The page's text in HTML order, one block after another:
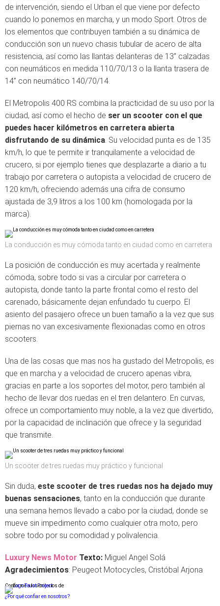
de intervención, siendo el Urban el que viene por defecto
cuando lo ponemos en marcha, y un modo Sport. Otros de
los elementos que contribuyen también a su dinámica de
conducción son un nuevo chasis tubular de acero de alta
resistencia, así como las llantas delanteras de 13” calzadas
con neumáticos en medida 110/70/13 o la llanta trasera de
14” con neumático 140/70/14.
El Metropolis 400 RS combina la practicidad de su uso por la
ciudad, así como el hecho de ser un scooter con el que
puedes hacer kilómetros en carretera abierta
disfrutando de su dinámica. Su velocidad punta es de 135
km/h, lo que te permite ir tranquilamente a velocidad de
crucero, si por ejemplo tienes que desplazarte a diario a tu
trabajo por carretera o autopista a velocidad de crucero de
120 km/h, ofreciendo además una cifra de consumo
ajustada de 3,9 litros a los 100 km (homologada por la
marca).
La conducción es muy cómoda tanto en ciudad como en carretera
La posición de conducción es muy acertada y realmente
cómoda, sobre todo si vas a circular por carretera o
autopista, donde tanto la parte frontal como el resto del
carenado, básicamente dejan enfundado tu cuerpo. El
asiento del pasajero ofrece un buen tamaño a la vez que sus
piernas no van excesivamente flexionadas como en otros
scooters.
Una de las cosas que mas nos ha gustado del Metropolis, es
que en marcha y a velocidad de crucero apenas vibra,
gracias en parte a los soportes del motor, pero también al
hecho de llevar dos ruedas en el tren delantero. En curvas,
ofrece un comportamiento muy noble, a la vez que divertido,
por la capacidad de inclinación que ofrece y la seguridad
que transmite.
Un scooter de tres ruedas muy práctico y funcional
Sin duda, este scooter de tres ruedas nos ha dejado muy
buenas sensaciones, tanto en la conducción que durante
una semana hemos llevado a cabo por la ciudad, donde se
mueve sin impedimento como cualquier otra moto, pero
sobre todo por su comodidad y polivalencia.
Luxury News Motor Texto: Miguel Angel Solá
Agradecimientos: Peugeot Motocycles, Cristóbal Arjona
Conforme a los criterios de
¿Por qué confiar en nosotros?